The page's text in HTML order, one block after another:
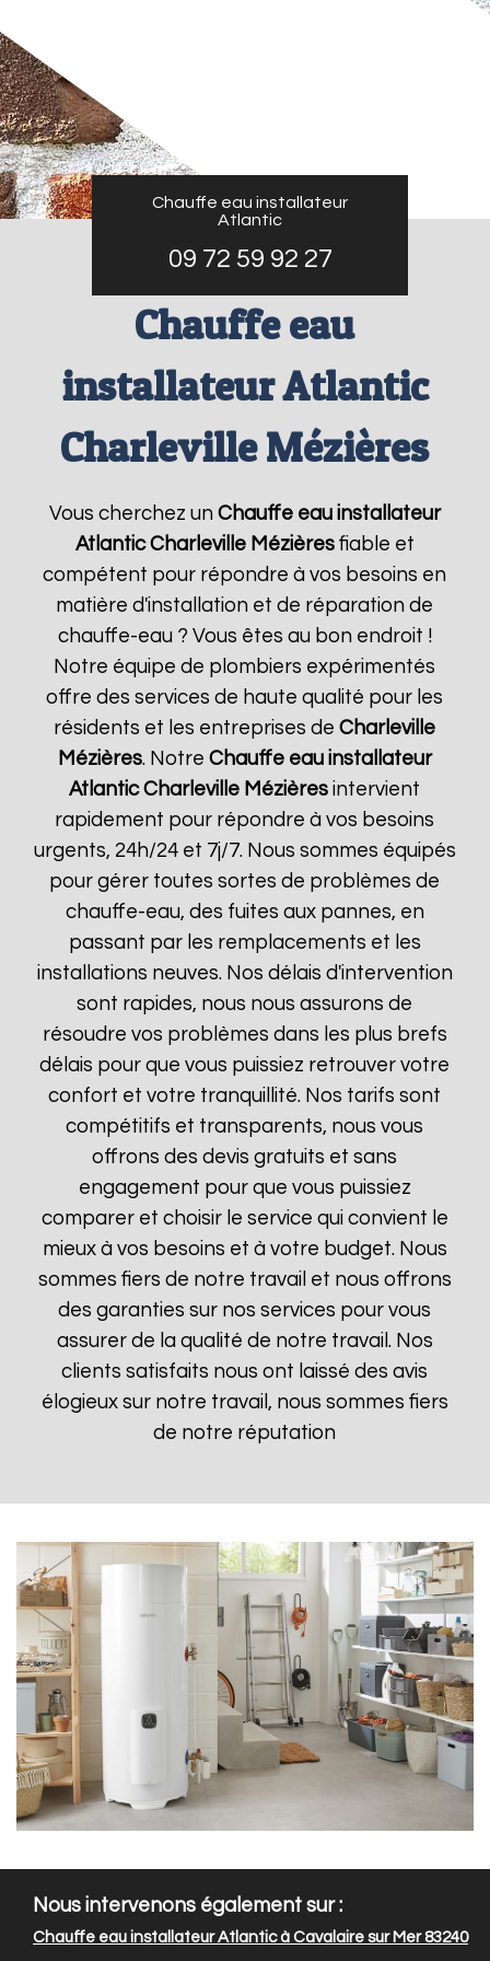
Chauffe eau installateur
Atlantic
09 72 59 92 27
Chauffe eau
installateur Atlantic
Charleville Mézières
Vous cherchez un Chauffe eau installateur
Atlantic Charleville Mézièresfiable et
compétent pour répondre à vos besoins en
matière d'installation et de réparation de
chauffe-eau ? Vous êtes au bon endroit !
Notre équipe de plombiers expérimentés
offre des services de haute qualité pour les
résidents et les entreprises deCharleville
Mézières. Notre Chauffe eau installateur
Atlantic Charleville Mézières intervient
rapidement pour répondre à vos besoins
urgents, 24h/24 et 7j/7. Nous sommes équipés
pour gérer toutes sortes de problèmes de
chauffe-eau, des fuites aux pannes, en
passant par les remplacements et les
installations neuves. Nos délais d'intervention
sont rapides, nous nous assurons de
résoudre vos problèmes dans les plus brefs
délais pour que vous puissiez retrouver votre
confort et votre tranquillité. Nos tarifs sont
compétitifs et transparents, nous vous
offrons des devis gratuits et sans
engagement pour que vous puissiez
comparer et choisir le service qui convient le
mieux à vos besoins et à votre budget. Nous
sommes fiers de notre travail et nous offrons
des garanties sur nos services pour vous
assurer de la qualité de notre travail. Nos
clients satisfaits nous ont laissé des avis
élogieux sur notre travail, nous sommes fiers
de notre réputation
Nous intervenons également sur :
Chauffe eau installateur Atlantic à Cavalaire sur Mer 83240